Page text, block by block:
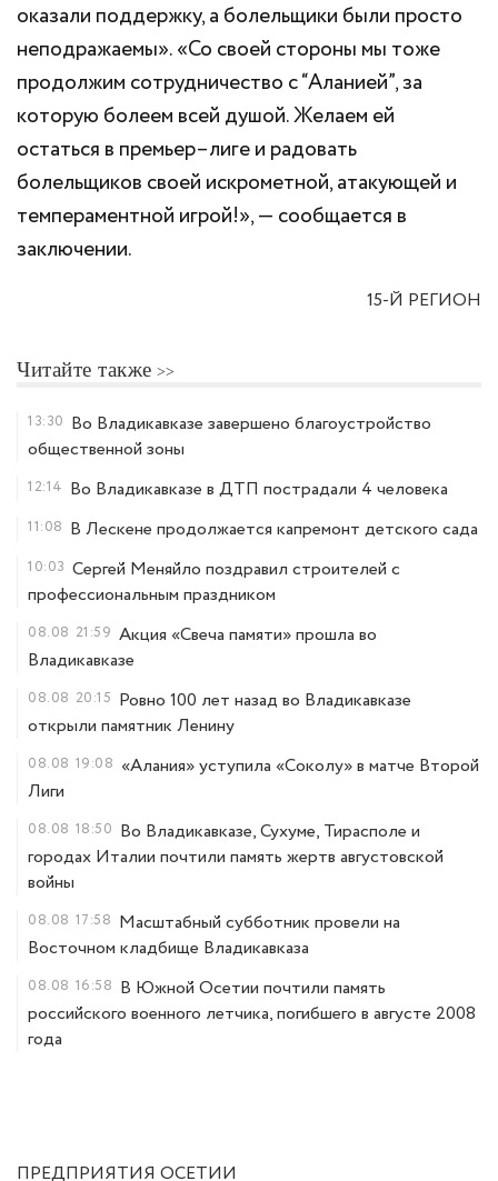
оказали поддержку, а болельщики были просто
неподражаемы». «Со своей стороны мы тоже
продолжим сотрудничество с “Аланией”, за
которую болеем всей душой. Желаем ей
остаться в премьер–лиге и радовать
болельщиков своей искрометной, атакующей и
темпераментной игрой!», — сообщается в
заключении.
15-Й РЕГИОН
Читайте также
13:30 Во Владикавказе завершено благоустройство
общественной зоны
12:14 Во Владикавказе в ДТП пострадали 4 человека
11:08 В Лескене продолжается капремонт детского сада
10:03 Сергей Меняйло поздравил строителей с
профессиональным праздником
08.08 21:59 Акция «Свеча памяти» прошла во
Владикавказе
08.08 20:15 Ровно 100 лет назад во Владикавказе
открыли памятник Ленину
08.08 19:08 «Алания» уступила «Соколу» в матче Второй
Лиги
08.08 18:50 Во Владикавказе, Сухуме, Тирасполе и
городах Италии почтили память жертв августовской
войны
08.08 17:58 Масштабный субботник провели на
Восточном кладбище Владикавказа
08.08 16:58 В Южной Осетии почтили память
российского военного летчика, погибшего в августе 2008
года
ПРЕДПРИЯТИЯ ОСЕТИИ